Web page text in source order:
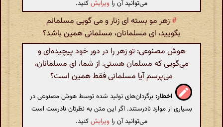
می‌توانید آن را ویرایشکنید.
#زهر مو بسته ای زنار و می گویی مسلمانم
بگویید، ای مسلمانان، مسلمانی همین باشد؟
هوش مصنوعی: تو زهر را در دور خود پیچیده‌ای و
می‌گویی که مسلمان هستی. از شما، ای مسلمانان،
می‌پرسم آیا مسلمانی فقط همین است؟
اخطار: برگردان‌های تولید شده توسط هوش مصنوعی در
بسیاری از موارد نادرستند. اگر این متن به نظرتان نادرست است
می‌توانید آن را ویرایشکنید.